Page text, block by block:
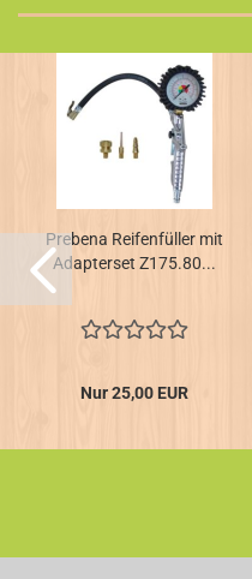
Prebena Reifenfüller mit
Adapterset Z175.80...
Nur 25,00 EUR